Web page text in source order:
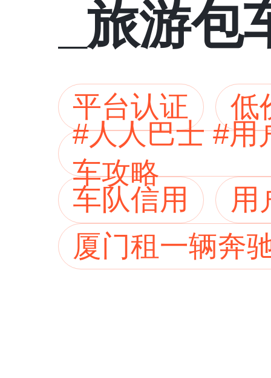
_旅游
车型齐全
平台认证
低
#人人巴士 #用
车攻略
车队信用
用
厦门租一辆奔